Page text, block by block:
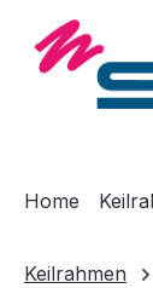
Hauptinhalt
Zur Suche
Zur
Home
Keilrahmen